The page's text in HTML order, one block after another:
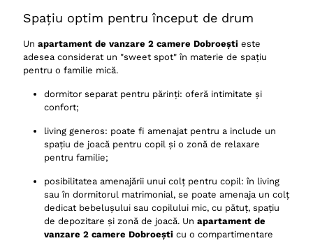
Spațiu optim pentru început de drum
Un apartament de vanzare 2 camere Dobroești este
adesea considerat un "sweet spot" în materie de spațiu
pentru o familie mică.
dormitor separat pentru părinți: oferă intimitate și
confort;
living generos: poate fi amenajat pentru a include un
spațiu de joacă pentru copil și o zonă de relaxare
pentru familie;
posibilitatea amenajării unui colț pentru copil: în living
sau în dormitorul matrimonial, se poate amenaja un colț
dedicat bebelușului sau copilului mic, cu pătuț, spațiu
de depozitare și zonă de joacă. Un apartament de
vanzare 2 camere Dobroești cu o compartimentare